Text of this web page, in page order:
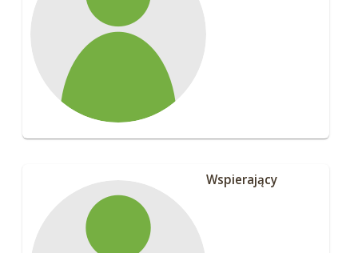
Wspierający